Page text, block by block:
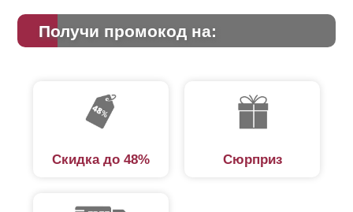
Получи промокод на:
Скидка до 48% Сюрприз